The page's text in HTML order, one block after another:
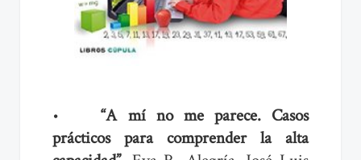
•“A mí no me parece. Casos
prácticos para comprender la alta